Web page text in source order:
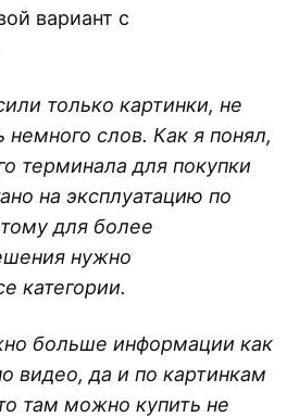
вариант с
только картинки, не
немного слов. Как я понял,
терминала для покупки
на эксплуатацию по
для более
нужно
категории.
больше информации как
видео, да и по картинкам
там можно купить не